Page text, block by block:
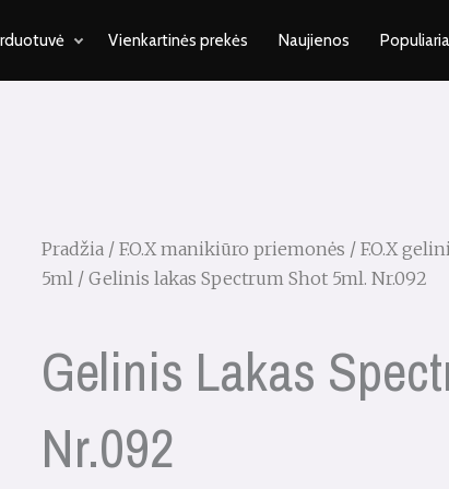
Vienkartinės prekės Naujienos
Pradžia / F.O.X manikiūro priemonės / F.O.X
5ml / Gelinis lakas Spectrum Shot 5ml. Nr.092
Gelinis Lakas
Nr.092